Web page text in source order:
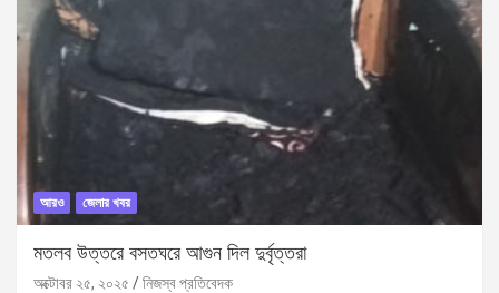
আরও জেলার খবর
মতলব উত্তরে বসতঘরে আগুন দিল দুর্বৃত্তরা
অক্টোবর ২৫, ২০২৫ নিজস্ব প্রতিবেদক